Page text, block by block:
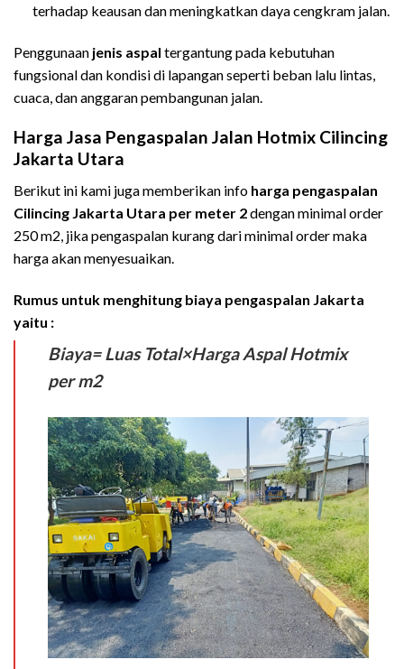
terhadap keausan dan meningkatkan daya cengkram jalan.
Penggunaan jenis aspal tergantung pada kebutuhan
fungsional dan kondisi di lapangan seperti beban lalu lintas,
cuaca, dan anggaran pembangunan jalan.
Harga Jasa Pengaspalan Jalan Hotmix Cilincing
Jakarta Utara
Berikut ini kami juga memberikan info harga pengaspalan
Cilincing Jakarta Utara per meter 2dengan minimal order
250 m2, jika pengaspalan kurang dari minimal order maka
harga akan menyesuaikan.
Rumus untuk menghitung biaya pengaspalan Jakarta
yaitu :
Biaya= Luas Total×Harga Aspal Hotmix
per m2